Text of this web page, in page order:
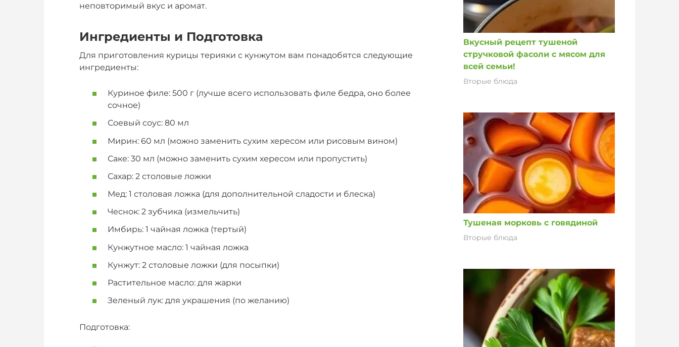
неповторимый вкус и аромат.
Ингредиенты и Подготовка
Для приготовления курицы терияки с кунжутом вам понадобятся следующие
ингредиенты:
Куриное филе: 500 г (лучше всего использовать филе бедра, оно более
сочное)
Соевый соус: 80 мл
Мирин: 60 мл (можно заменить сухим хересом или рисовым вином)
Саке: 30 мл (можно заменить сухим хересом или пропустить)
Сахар: 2 столовые ложки
Мед: 1 столовая ложка (для дополнительной сладости и блеска)
Чеснок: 2 зубчика (измельчить)
Имбирь: 1 чайная ложка (тертый)
Кунжутное масло: 1 чайная ложка
Кунжут: 2 столовые ложки (для посыпки)
Растительное масло: для жарки
Зеленый лук: для украшения (по желанию)
Подготовка:
Вкусный рецепт тушеной
стручковой фасоли с мясом для
всей семьи!
Вторые блюда
Тушеная морковь с говядиной
Вторые блюда